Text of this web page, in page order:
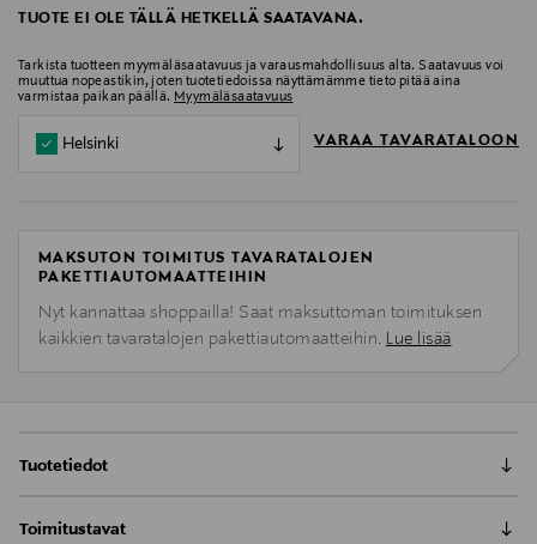
TUOTE EI OLE TÄLLÄ HETKELLÄ SAATAVANA.
Tarkista tuotteen myymäläsaatavuus ja varausmahdollisuus alta. Saatavuus voi
muuttua nopeastikin, joten tuotetiedoissa näyttämämme tieto pitää aina
varmistaa paikan päällä. Myymäläsaatavuus
Helsinki VARAA TAVARATALOON
MAKSUTON TOIMITUS TAVARATALOJEN
PAKETTIAUTOMAATTEIHIN
Nyt kannattaa shoppailla! Saat maksuttoman toimituksen
kaikkien tavaratalojen pakettiautomaatteihin. Lue lisää
Tuotetiedot
luonnonkosmetiikan tehotuote, joka on suunniteltu
Toimitustavat